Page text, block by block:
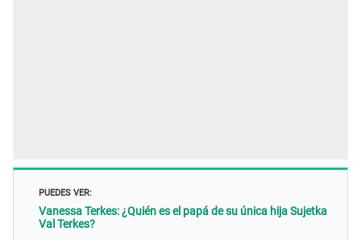
PUEDES VER:
Vanessa Terkes: ¿Quién es el papá de su única hija Sujetka
Val Terkes?